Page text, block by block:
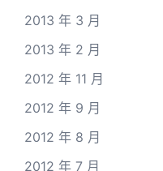
2013 年 3 月
2013 年 2 月
2012 年 11 月
2012 年 9 月
2012 年 8 月
2012 年 7 月